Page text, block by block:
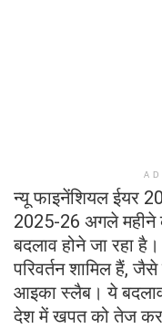
न्यू फाइनेंशियल ईयर
2025-26 अगले महीने
बदलाव होने जा रहा
परिवर्तन शामिल हैं,
आइका स्लैब। ये
देश में खपत को तेज